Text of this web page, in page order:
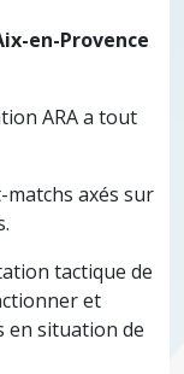
en-Provence
ARA a tout
matchs axés sur
tactique de
et
en situation de